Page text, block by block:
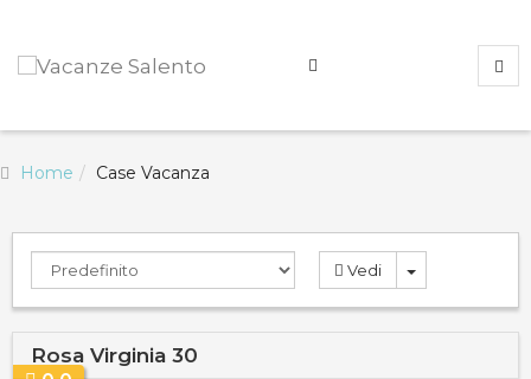
Home Case Vacanza
Vedi
Rosa Virginia 30